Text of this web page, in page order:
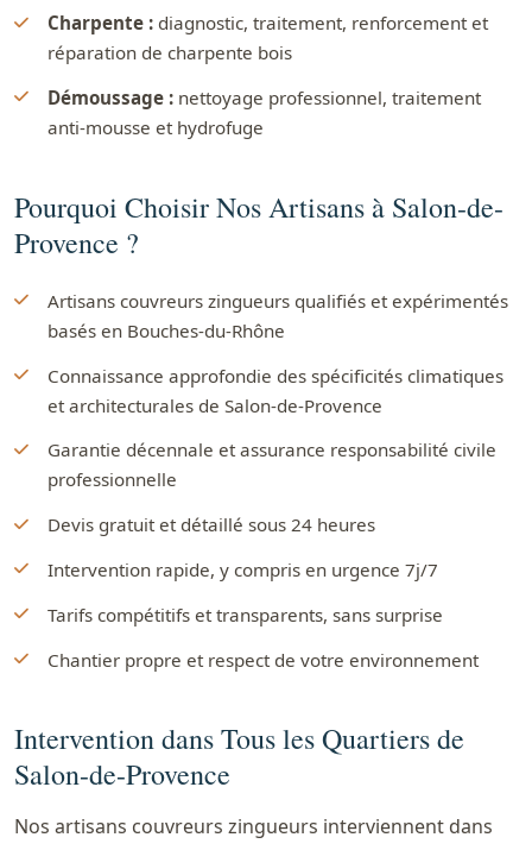
Charpente : diagnostic, traitement, renforcement et
réparation de charpente bois
Démoussage : nettoyage professionnel, traitement
anti-mousse et hydrofuge
Pourquoi Choisir Nos Artisans à Salon-de-
Provence ?
Artisans couvreurs zingueurs qualifiés et expérimentés
basés en Bouches-du-Rhône
Connaissance approfondie des spécificités climatiques
et architecturales de Salon-de-Provence
Garantie décennale et assurance responsabilité civile
professionnelle
Devis gratuit et détaillé sous 24 heures
Intervention rapide, y compris en urgence 7j/7
Tarifs compétitifs et transparents, sans surprise
Chantier propre et respect de votre environnement
Intervention dans Tous les Quartiers de
Salon-de-Provence
Nos artisans couvreurs zingueurs interviennent dans